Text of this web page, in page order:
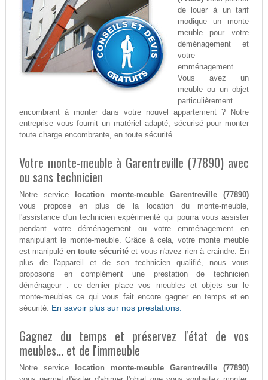
de louer à un tarif
modique un monte
meuble pour votre
déménagement et
votre
emménagement.
Vous avez un
meuble ou un objet
particulièrement
encombrant à monter dans votre nouvel appartement ? Notre
entreprise vous fournit un matériel adapté, sécurisé pour monter
toute charge encombrante, en toute sécurité.
Votre monte-meuble à Garentreville (77890) avec
ou sans technicien
Notre service
location monte-meuble Garentreville (77890)
vous propose en plus de la location du monte-meuble,
l'assistance d'un technicien expérimenté qui pourra vous assister
pendant votre déménagement ou votre emménagement en
manipulant le monte-meuble. Grâce à cela, votre monte meuble
est manipulé en toute sécuritéet vous n'avez rien à craindre. En
plus de l'appareil et de son technicien qualifié, nous vous
proposons en complément une prestation de technicien
déménageur : ce dernier place vos meubles et objets sur le
monte-meubles ce qui vous fait encore gagner en temps et en
sécurité. En savoir plus sur nos prestations.
Gagnez du temps et préservez l'état de vos
meubles... et de l'immeuble
Notre service
location monte-meuble Garentreville (77890)